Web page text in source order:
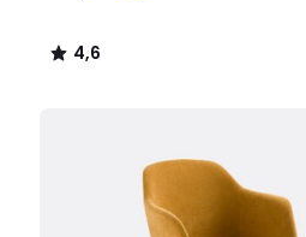
programme
4,6
/